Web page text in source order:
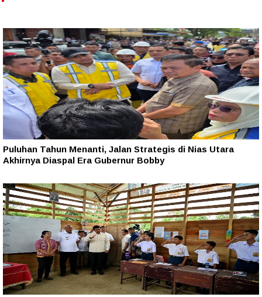
Puluhan Tahun Menanti, Jalan Strategis di Nias Utara
Akhirnya Diaspal Era Gubernur Bobby